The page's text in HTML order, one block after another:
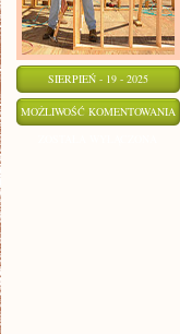
SIERPIEŃ - 19 - 2025
MOŻLIWOŚĆ KOMENTOWANIA